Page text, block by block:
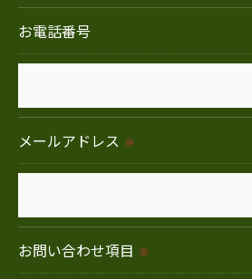
当社では、利用目的の達成に必
お電話番号
メールアドレス ※
お問い合わせ項目 ※